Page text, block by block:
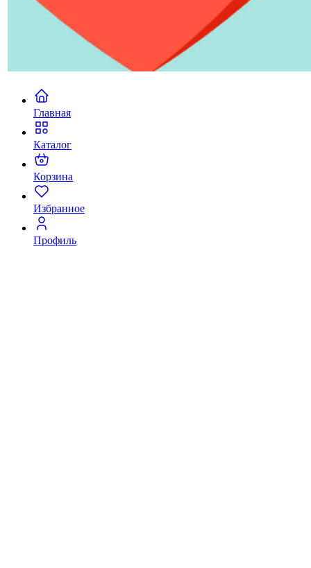
Главная
Каталог
Корзина
Избранное
Профиль